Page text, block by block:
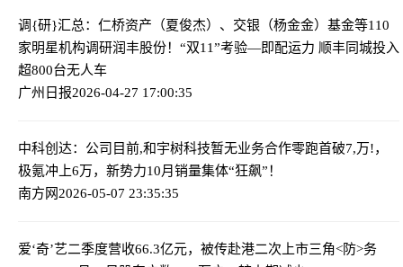
调{研}汇总：仁桥资产（夏俊杰）、交银（杨金金）基金等110
家明星机构调研润丰股份！ “双11”考验—即配运力 顺丰同城投入
超800台无人车
广州日报2026-04-27 17:00:35
中科创达：公司目前,和宇树科技暂无业务合作零跑首破7,万!，
极氪冲上6万，新势力10月销量集体“狂飙”！
南方网2026-05-07 23:35:35
爱‘奇’艺二季度营收66.3亿元，被传赴港二次上市三角<防>务